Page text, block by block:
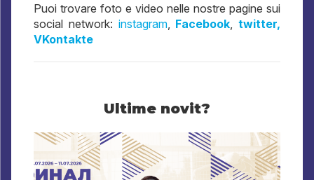
Puoi trovare foto e video nelle nostre pagine sui
social network: instagram, Facebook twitter,
VKontakte
Ultime novit?